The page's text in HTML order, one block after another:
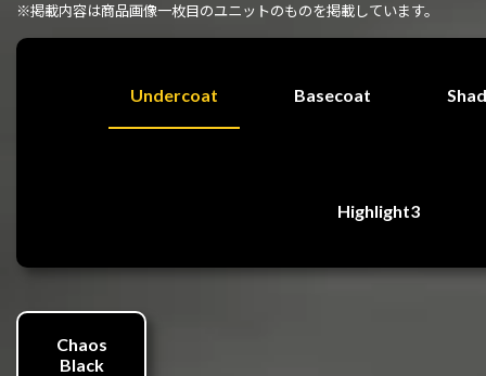
※掲載内容は商品画像一枚目のユニットのものを掲載しています。
Undercoat Basecoat
Highlight3
Chaos
Black